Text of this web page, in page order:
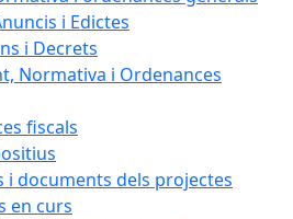
i Edictes
i Decrets
Normativa i Ordenances
fiscals
i documents dels projectes
en curs